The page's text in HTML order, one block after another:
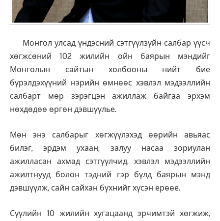
Монгол улсад үндэсний сэтгүүлзүйн салбар үүсч
хөгжсөний 102 жилийн ойн баярын мэндийг
Монголын сайтын холбооны нийт бие
бүрэлдэхүүний нэрийн өмнөөс хэвлэл мэдээллийн
салбарт мөр зэрэгцэн ажиллаж байгаа эрхэм
нөхдөдөө өргөн дэвшүүлье.
Мөн энэ салбарыг хөгжүүлэхэд өөрийн авьяас
билэг, эрдэм ухаан, залуу насаа зориулан
ажилласан ахмад сэтгүүлчид, хэвлэл мэдээллийн
ажилтнууд болон тэдний гэр бүлд баярын мэнд
дэвшүүлж, сайн сайхан бүхнийг хүсэн ерөөе.
Сүүлийн 10 жилийн хугацаанд эрчимтэй хөгжиж,